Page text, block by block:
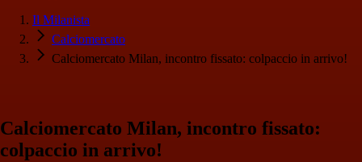
Il Milanista
Calciomercato
Calciomercato Milan, incontro fissato: colpaccio in arrivo!
Calciomercato Milan, incontro fissato:
colpaccio in arrivo!